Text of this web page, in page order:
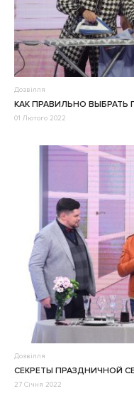
Дозвілля
КАК ПРАВИЛЬНО
01 Лютого 2022
Дозвілля
СЕКРЕТЫ ПРАЗДНИЧНОЙ
27 Січня 2022